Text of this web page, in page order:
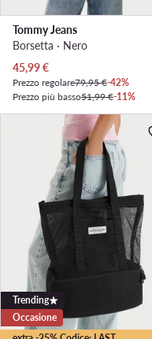
Tommy Jeans
Borsetta · Nero
Prezzo attuale
45,99€
Prezzo regolare79,95 €-42%
Prezzo più basso51,99 €-11%
Trending
Occasione